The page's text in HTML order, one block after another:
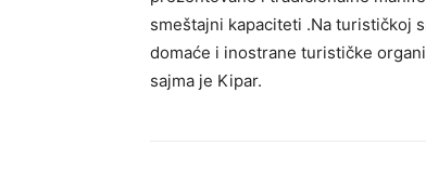
smeštajni kapaciteti .Na turističkoj
domaće i inostrane turističke
sajma je Kipar.